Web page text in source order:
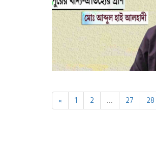
« 1 2 ... 27 28